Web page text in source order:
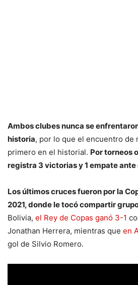
Ambos clubes nunca se
historia, por lo que el encuentro de
primero en el historial. Por torneos
registra 3 victorias y 1 empate
Los últimos cruces fueron por la
2021, donde le tocó compartir
Bolivia, el Rey de Copas ganó 3-1
Jonathan Herrera, mientras que en
gol de Silvio Romero.